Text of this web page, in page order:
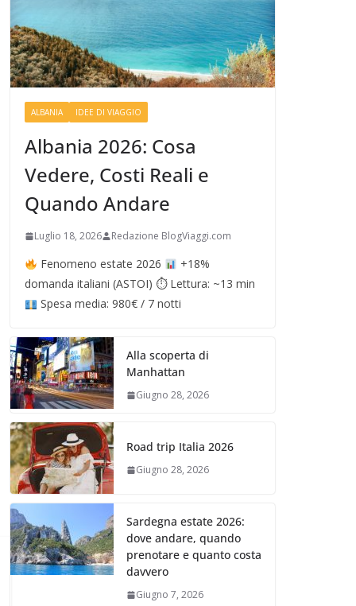
ALBANIA IDEE DI VIAGGIO
Albania 2026: Cosa
Vedere, Costi Reali e
Quando Andare
Luglio 18, 2026 Redazione BlogViaggi.com
Fenomeno estate 2026
+18%
domanda italiani (ASTOI) ⏱ Lettura: ~13 min
Spesa media: 980€ / 7 notti
Alla scoperta di
Manhattan
Giugno 28, 2026
Road trip Italia 2026
Giugno 28, 2026
Sardegna estate 2026:
dove andare, quando
prenotare e quanto costa
davvero
Giugno 7, 2026